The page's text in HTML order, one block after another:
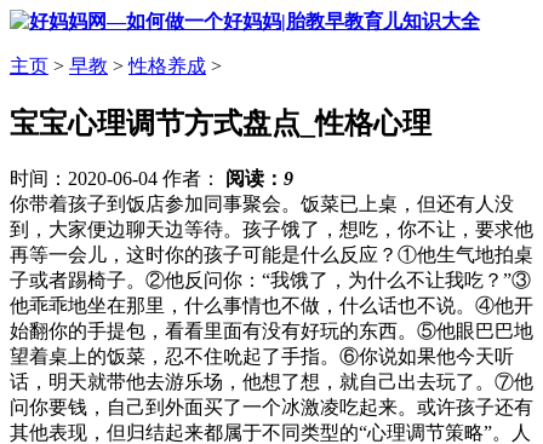
主页 > 早教 >性格养成 >
宝宝心理调节方式盘点_性格心理
时间：2020-06-04 作者： 阅读： 9
你带着孩子到饭店参加同事聚会。饭菜已上桌，但还有人没
到，大家便边聊天边等待。孩子饿了，想吃，你不让，要求他
再等一会儿，这时你的孩子可能是什么反应？①他生气地拍桌
子或者踢椅子。②他反问你：“我饿了，为什么不让我吃？”③
他乖乖地坐在那里，什么事情也不做，什么话也不说。④他开
始翻你的手提包，看看里面有没有好玩的东西。⑤他眼巴巴地
望着桌上的饭菜，忍不住吮起了手指。⑥你说如果他今天听
话，明天就带他去游乐场，他想了想，就自己出去玩了。⑦他
问你要钱，自己到外面买了一个冰激凌吃起来。或许孩子还有
其他表现，但归结起来都属于不同类型的“心理调节策略”。人